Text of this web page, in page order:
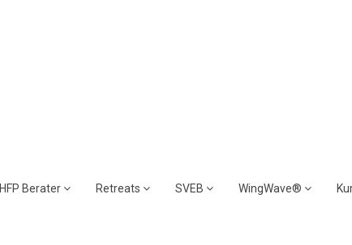
HFP Berater Retreats SVEB WingWave®